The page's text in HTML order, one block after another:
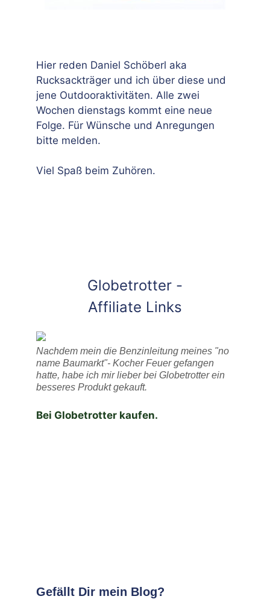
Hier reden Daniel Schöberl aka
Rucksackträger und ich über diese und
jene Outdooraktivitäten. Alle zwei
Wochen dienstags kommt eine neue
Folge. Für Wünsche und Anregungen
bitte melden.
Viel Spaß beim Zuhören.
Globetrotter -
Affiliate Links
Nachdem mein die Benzinleitung meines "no
name Baumarkt"- Kocher Feuer gefangen
hatte, habe ich mir lieber bei Globetrotter ein
besseres Produkt gekauft.
Bei Globetrotter kaufen.
Gefällt Dir mein Blog?